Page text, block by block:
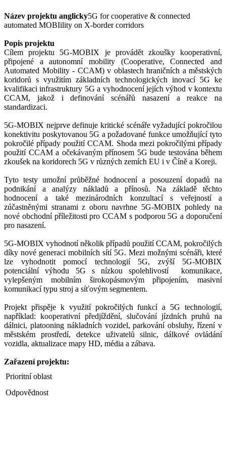
Název projektu anglicky5G for cooperative & connected
automated MOBIility on X-border corridors
Popis projektu
Cílem projektu 5G-MOBIX je provádět zkoušky kooperativní,
připojené a autonomní mobility (Cooperative, Connected and
Automated Mobility - CCAM) v oblastech hraničních a městských
koridorů s využitím základních technologických inovací 5G ke
kvalifikaci infrastruktury 5G a vyhodnocení jejích výhod v kontextu
CCAM, jakož i definování scénářů nasazení a reakce na
standardizaci.
5G-MOBIX nejprve definuje kritické scénáře vyžadující pokročilou
konektivitu poskytovanou 5G a požadované funkce umožňující tyto
pokročilé případy použití CCAM. Shoda mezi pokročilými případy
použití CCAM a očekávaným přínosem 5G bude testována během
zkoušek na koridorech 5G v různých zemích EU i v Číně a Koreji.
Tyto testy umožní průběžné hodnocení a posouzení dopadů na
podnikání a analýzy nákladů a přínosů. Na základě těchto
hodnocení a také mezinárodních konzultací s veřejností a
zúčastněnými stranami z oboru navrhne 5G-MOBIX pohledy na
nové obchodní příležitosti pro CCAM s podporou 5G a doporučení
pro nasazení.
5G-MOBIX vyhodnotí několik případů použití CCAM, pokročilých
díky nové generaci mobilních sítí 5G. Mezi možnými scénáři, které
lze vyhodnotit pomocí technologií 5G, zvýší 5G-MOBIX
potenciální výhodu 5G s nízkou spolehlivostí komunikace,
vylepšeným mobilním širokopásmovým připojením, masivní
komunikací typu stroj a síťovým segmentem.
Projekt přispěje k využití pokročilých funkcí a 5G technologií,
například: kooperativní předjíždění, slučování jízdních pruhů na
dálnici, platooning nákladních vozidel, parkování obsluhy, řízení v
městském prostředí, detekce uživatelů silnic, dálkové ovládání
vozidla, aktualizace mapy HD, média a zábava.
Zařazení projektu:
Prioritní oblast
Odpovědnost